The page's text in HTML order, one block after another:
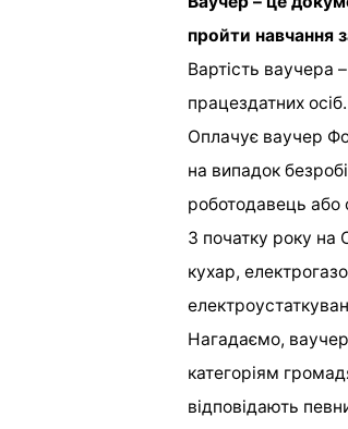
пройти навчання
Вартість ваучера
працездатних
Оплачує ваучер
на випадок
роботодавець або
З початку року на
кухар,
Нагадаємо,
категоріям
відповідають